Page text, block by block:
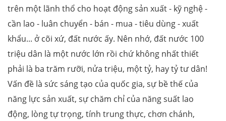
trên một lãnh thổ cho hoạt động sản xuất - kỹ nghệ -
cần lao - luân chuyển - bán - mua - tiêu dùng - xuất
khẩu... ở cõi xứ, đất nước ấy. Nên nhớ, đất nước 100
triệu dân là một nước lớn rồi chứ không nhất thiết
phải là ba trăm rưỡi, nửa triệu, một tỷ, hay tỷ tư dân!
Vấn đề là sức sáng tạo của quốc gia, sự bề thế của
năng lực sản xuất, sự chăm chỉ của năng suất lao
động, lòng tự trọng, tính trung thực, chơn chánh,